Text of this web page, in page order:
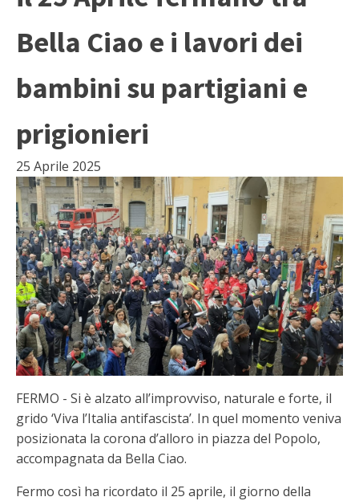
Bella Ciao e i lavori dei
bambini su partigiani e
prigionieri
25 Aprile 2025
FERMO - Si è alzato all’improvviso, naturale e forte, il
grido ‘Viva l’Italia antifascista’. In quel momento veniva
posizionata la corona d’alloro in piazza del Popolo,
accompagnata da Bella Ciao.
Fermo così ha ricordato il 25 aprile, il giorno della